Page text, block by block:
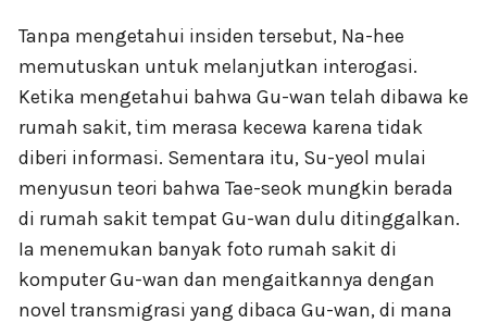
Tanpa mengetahui insiden tersebut, Na-hee
memutuskan untuk melanjutkan interogasi.
Ketika mengetahui bahwa Gu-wan telah dibawa ke
rumah sakit, tim merasa kecewa karena tidak
diberi informasi. Sementara itu, Su-yeol mulai
menyusun teori bahwa Tae-seok mungkin berada
di rumah sakit tempat Gu-wan dulu ditinggalkan.
Ia menemukan banyak foto rumah sakit di
komputer Gu-wan dan mengaitkannya dengan
novel transmigrasi yang dibaca Gu-wan, di mana